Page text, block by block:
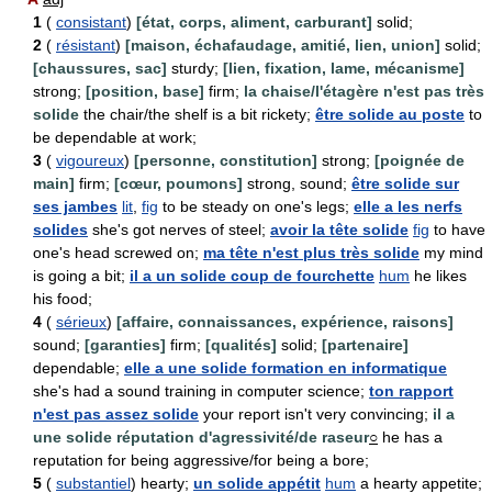
1 ( consistant) [état, corps, aliment, carburant] solid;
2 ( résistant) [maison, échafaudage, amitié, lien, union] solid;
[chaussures, sac] sturdy; [lien, fixation, lame, mécanisme]
strong; [position, base] firm; la chaise/l'étagère n'est pas très
solide the chair/the shelf is a bit rickety; être solide au poste to
be dependable at work;
3 ( vigoureux) [personne, constitution] strong; [poignée de
main] firm; [cœur, poumons] strong, sound; être solide sur
ses jambes lit fig to be steady on one's legs; elle a les nerfs
solides she's got nerves of steel; avoir la tête solide fig to have
one's head screwed on; ma tête n'est plus très solide my mind
is going a bit; il a un solide coup de fourchette hum he likes
his food;
4 ( sérieux) [affaire, connaissances, expérience, raisons]
sound; [garanties] firm; [qualités] solid; [partenaire]
dependable; elle a une solide formation en informatique
she's had a sound training in computer science; ton rapport
n'est pas assez solide your report isn't very convincing; il a
une solide réputation d'agressivité/de raseur○ he has a
reputation for being aggressive/for being a bore;
5 ( substantiel) hearty; un solide appétit hum a hearty appetite;